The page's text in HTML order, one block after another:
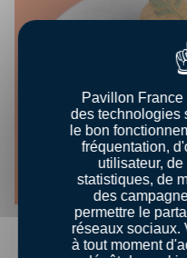
Cordon bleu 00:25
Pavillon
des technologies
le bon
fréquentation,
utilisateur,
statistiques, de
des
permettre le
réseaux sociaux.
à tout moment